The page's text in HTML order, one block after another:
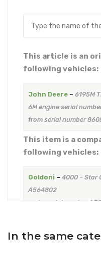
This article is an
following vehicles:
John Deere– 6195M
6M engine serial
from serial number
This item is a
following vehicles:
Goldoni– 4000 – Star
A564802
up to serial number
In the same